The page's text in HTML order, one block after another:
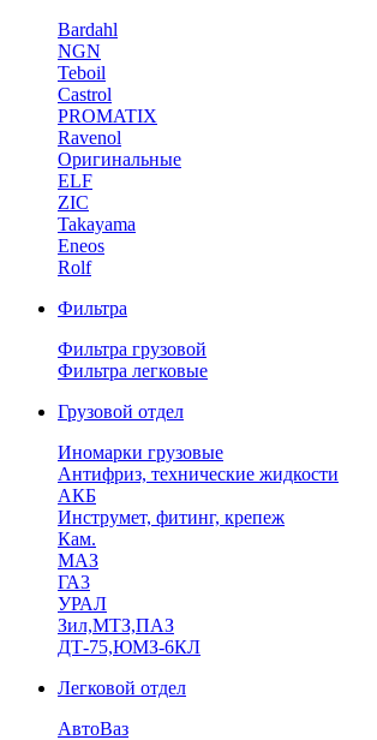
Bardahl
NGN
Teboil
Castrol
PROMATIX
Ravenol
Оригинальные
ELF
ZIC
Takayama
Eneos
Rolf
Фильтра
Фильтра грузовой
Фильтра легковые
Грузовой отдел
Иномарки грузовые
Антифриз, технические жидкости
АКБ
Инструмет, фитинг, крепеж
Кам.
МАЗ
ГА3
УРАЛ
Зил,МТЗ,ПАЗ
ДТ-75,ЮМЗ-6КЛ
Легковой отдел
АвтоВаз